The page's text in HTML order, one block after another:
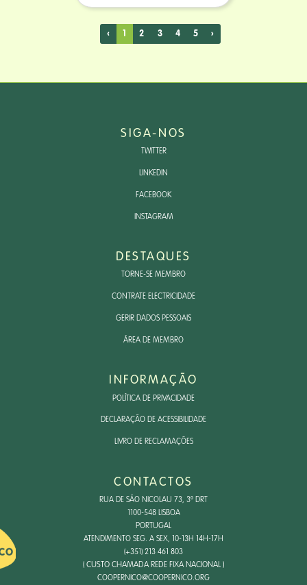
‹ 1 2 3 4 5 ›
SIGA-NOS
TWITTER
LINKEDIN
FACEBOOK
INSTAGRAM
DESTAQUES
TORNE-SE MEMBRO
CONTRATE ELECTRICIDADE
GERIR DADOS PESSOAIS
ÁREA DE MEMBRO
INFORMAÇÃO
POLÍTICA DE PRIVACIDADE
DECLARAÇÃO DE ACESSIBILIDADE
LIVRO DE RECLAMAÇÕES
CONTACTOS
RUA DE SÃO NICOLAU 73, 3º DRT
1100-548 LISBOA
PORTUGAL
ATENDIMENTO SEG. A SEX, 10-13H 14H-17H
(+351) 213 461 803
( CUSTO CHAMADA REDE FIXA NACIONAL )
COOPERNICO@COOPERNICO.ORG